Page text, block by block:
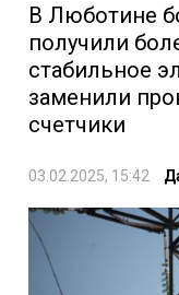
В Люботине
получили
стабильное
заменили
счетчики
03.02.2025, 15:42